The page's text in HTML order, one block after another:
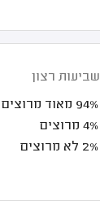
שביעות רצון
94% מאוד מרוצים
4% מרוצים
2% לא מרוצים